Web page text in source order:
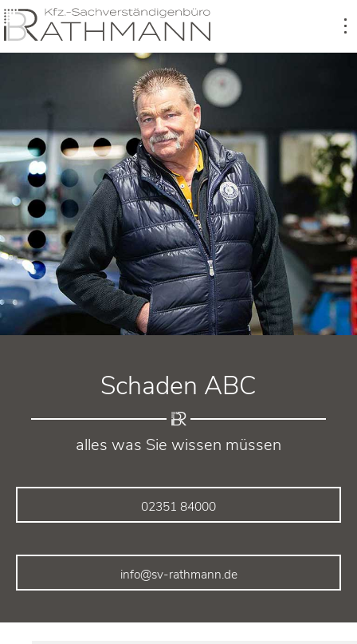
Schaden ABC
alles was Sie wissen müssen
02351 84000
info@sv-rathmann.de